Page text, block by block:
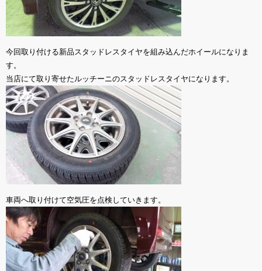
今回取り付ける新品スタッドレスタイヤを組み込んだホイールになりま
す。
当店にて取り寄せたルッチーニのスタッドレスタイヤになります。
車両へ取り付けて空気圧を点検していきます。